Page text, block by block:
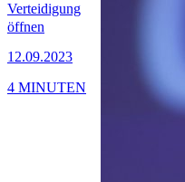
Verteidigung
öffnen
12.09.2023
4 MINUTEN